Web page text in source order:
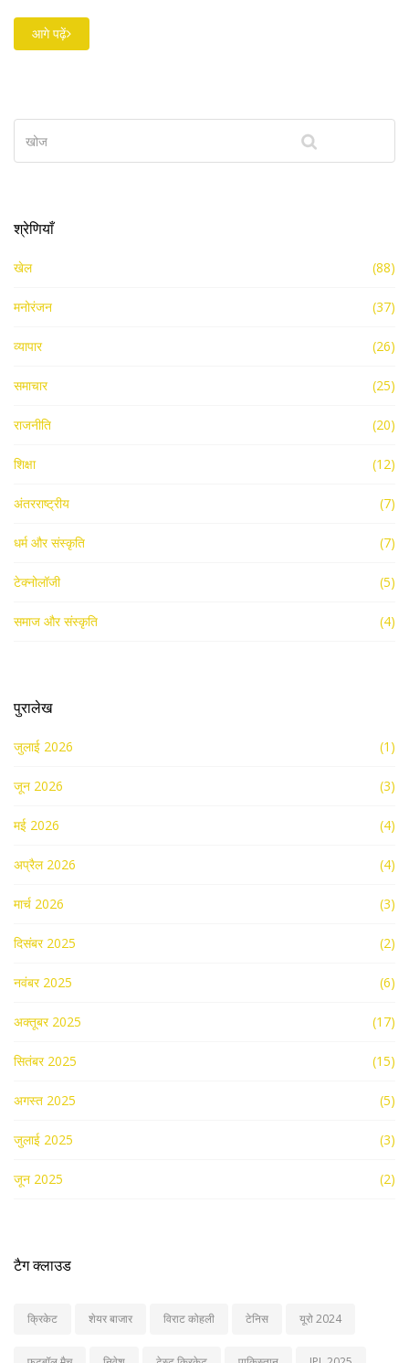
आगे पढ़ें
श्रेणियाँ
खेल (88)
मनोरंजन (37)
व्यापार (26)
समाचार (25)
राजनीति (20)
शिक्षा (12)
अंतरराष्ट्रीय (7)
धर्म और संस्कृति (7)
टेक्नोलॉजी (5)
समाज और संस्कृति (4)
पुरालेख
जुलाई 2026 (1)
जून 2026 (3)
मई 2026 (4)
अप्रैल 2026 (4)
मार्च 2026 (3)
दिसंबर 2025 (2)
नवंबर 2025 (6)
अक्तूबर 2025 (17)
सितंबर 2025 (15)
अगस्त 2025 (5)
जुलाई 2025 (3)
जून 2025 (2)
टैग क्लाउड
क्रिकेट शेयर बाजार विराट कोहली टेनिस यूरो 2024